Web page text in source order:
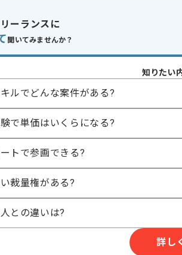
Webサーバー
求めるスキル
・ウォーターフォールPJ経験
・Webアプリケーションやシステム開発
・クラウド環境に関する知見
ーランスに
聞いてみませんか？
知りたい
ルでどんな案件がある?
で単価はいくらになる?
トで参画できる?
裁量権がある?
との違いは?
詳し